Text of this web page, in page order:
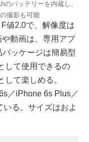
のバッテリーを内蔵し、
撮影も可能
値2.0で、解像度は
動画は、専用アプ
ッケージは簡易型
して使用できるの
て楽しめる。
／iPhone 6s Plus／
る。サイズはおよ